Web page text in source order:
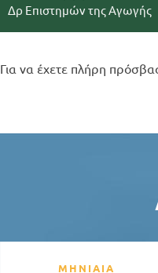
Δρ Επιστημών της Αγωγής
Για να έχετε πλήρη
ΜΗΝΙΑΙΑ